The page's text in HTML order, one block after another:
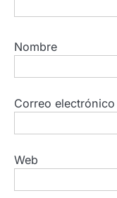
Nombre
Correo electrónico
Web